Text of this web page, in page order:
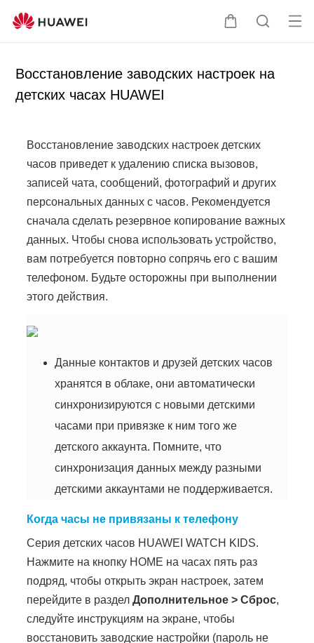
Щ
а
а
П
с
с
а
й
т
у
От
Восстановление заводских настроек на
детских часах HUAWEI
Восстановление заводских настроек детских
часов приведет к удалению списка вызовов,
записей чата, сообщений, фотографий и других
персональных данных с часов. Рекомендуется
сначала сделать резервное копирование важных
данных. Чтобы снова использовать устройство,
вам потребуется повторно сопрячь его с вашим
телефоном. Будьте осторожны при выполнении
этого действия.
Данные контактов и друзей детских часов
хранятся в облаке, они автоматически
синхронизируются с новыми детскими
часами при привязке к ним того же
детского аккаунта. Помните, что
синхронизация данных между разными
детскими аккаунтами не поддерживается.
Когда часы не привязаны к телефону
Серия детских часов HUAWEI WATCH KIDS.
Нажмите на кнопку HOME на часах пять раз
подряд, чтобы открыть экран настроек, затем
перейдите в разделДополнительное >Сброс,
следуйте инструкциям на экране, чтобы
восстановить заводские настройки (пароль не